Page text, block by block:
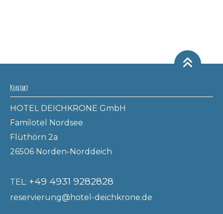
Kontakt
HOTEL DEICHKRONE GmbH
Familotel Nordsee
Flüthörn 2a
26506 Norden-Norddeich
TEL: +49 4931 9282828
reservierung@hotel-deichkrone.de